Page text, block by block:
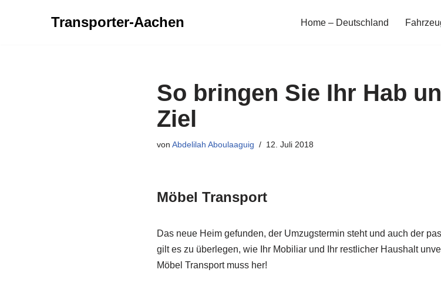
Transporter-Aachen Home – Deutschland
So bringen Sie Ihr Hab
Ziel
von Abdelilah Aboulaaguig 12. Juli 2018
Möbel Transport
Das neue Heim gefunden, der Umzugstermin steht und auch der
gilt es zu überlegen, wie Ihr Mobiliar und Ihr restlicher Haushalt
Möbel Transport muss her!